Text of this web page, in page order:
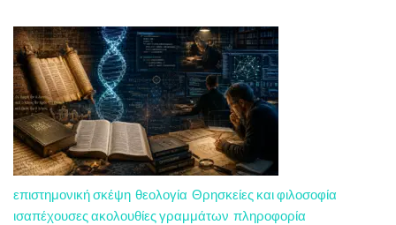
επιστημονική σκέψη θεολογία Θρησκείες και φιλοσοφία
ισαπέχουσες ακολουθίες γραμμάτων πληροφορία